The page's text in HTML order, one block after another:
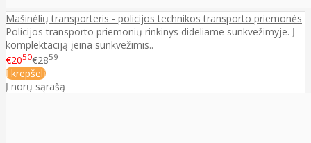
Mašinėlių transporteris - policijos technikos transporto priemonės
Policijos transporto priemonių rinkinys dideliame sunkvežimyje. Į
komplektaciją įeina sunkvežimis..
€2050€2859
Į krepšelį
Į norų sąrašą